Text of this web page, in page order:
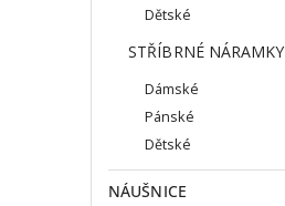
Dětské
STŘÍBRNÉ NÁRAMKY
Dámské
Pánské
Dětské
NÁUŠNICE